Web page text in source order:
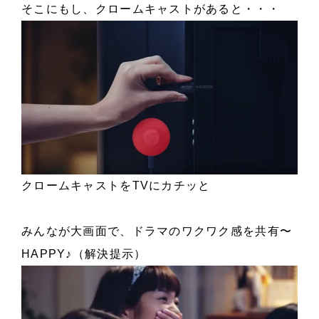
そこにもし、クロームキャストがあると・・・
クロームキャストをTVにカチッと
みんなが大画面で、ドラマのワクワク感を共有〜
HAPPY♪（解決提示）